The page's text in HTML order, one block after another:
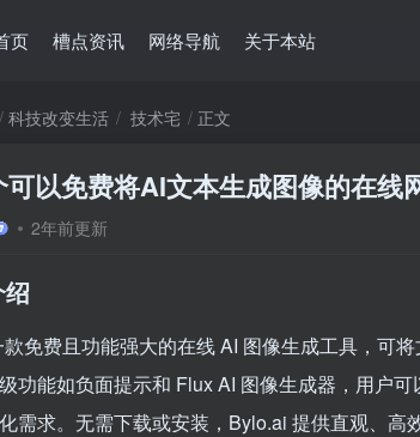
页 槽点资讯 网络导航 关于本站
科技改变生活 技术宅 正文
可以免费将AI文本生成图像的在线
2年前更新
免费且功能强大的在线 AI 图像生成工具，可
功能如负面提示和 Flux AI 图像生成器，用户可
需求。无需下载或安装，Bylo.ai 提供直观、高